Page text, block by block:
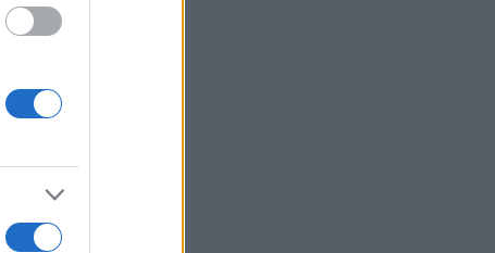
βαθμούς Κελσίου
τον Τραμπ να σταματήσει τις
ειδάλλως θα υπάρξουν